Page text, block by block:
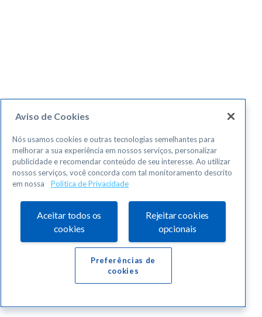
Aviso de Cookies
Nós usamos cookies e outras tecnologias semelhantes para
melhorar a sua experiência em nossos serviços, personalizar
publicidade e recomendar conteúdo de seu interesse. Ao utilizar
nossos serviços, você concorda com tal monitoramento descrito
em nossa
Política de Privacidade
Aceitar todos os
cookies
Rejeitar cookies
opcionais
Preferências de
cookies